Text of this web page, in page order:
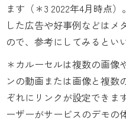
ます（＊3 2022年4月時点
した広告や好事例などはメ
ので、参考にしてみるとい
＊カルーセルは複数の画像
ンの動画または画像と複数
ぞれにリンクが設定できま
ーザーがサービスのデモの